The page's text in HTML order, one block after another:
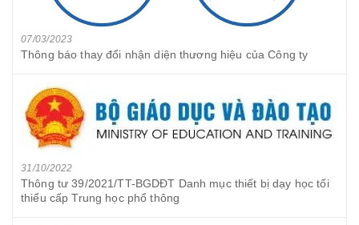
07/03/2023
Thông báo thay đổi nhận diện thương hiệu của Công ty
31/10/2022
Thông tư 39/2021/TT-BGDĐT Danh mục thiết bị dạy học tối
thiểu cấp Trung học phổ thông